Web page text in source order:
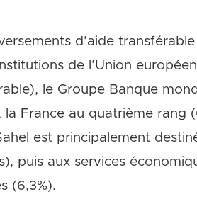
d’aide
de l’Union
le Groupe Banque
la France au quatrième rang
est principalement
puis aux services
(6,3%).